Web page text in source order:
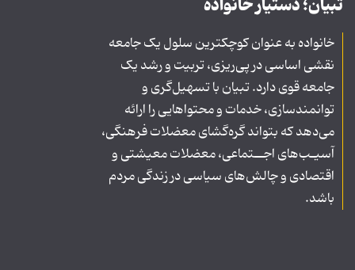
تبیان؛ دستیار خانواده
خانواده به عنوان کوچکترین سلول یک جامعه
نقشی اساسی در پی‌ریزی، تربیت و رشد یک
جامعه قوی دارد. تبیان با تسهیل‌گری و
توانمندسازی، خدمات و محتواهایی را ارائه
می‌دهد که بتواند گره‌گشای معضلات فرهنگی،
آسیـب‌های اجــتماعی، معضلات معیشتی و
اقتصادی و چالش‌های سیاسی در زندگی مردم
باشد.